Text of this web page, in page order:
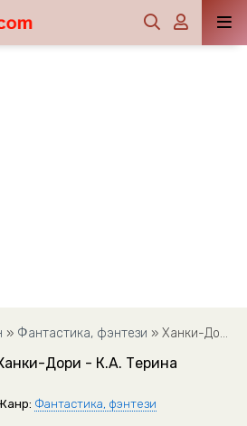
» Фантастика, фэнтези » Ханки-Дори - К.А. Терина
Дори - К.А. Терина
Фантастика, фэнтези